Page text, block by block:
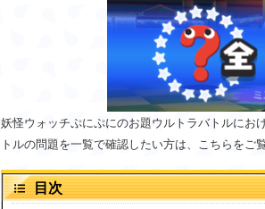
妖怪ウォッチぷにぷにのお題ウルトラバトルにお
トルの問題を一覧で確認したい方は、こちらをご
目次